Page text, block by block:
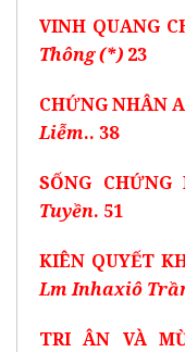
VINH QUANG
Thông (*) 23
CHỨNG NHÂN
Liễm.. 38
SỐNG
Tuyền. 51
KIÊN QUYẾT
Lm Inhaxiô
TRI ÂN VÀ